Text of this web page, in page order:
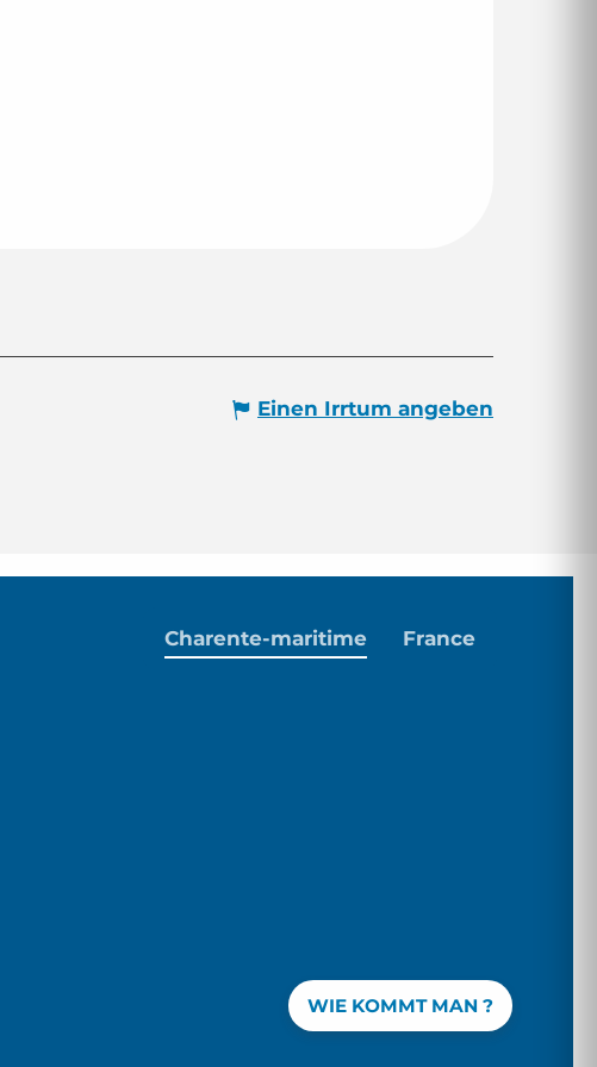
Einen Irrtum angeben
WIE KOMMT MAN ?
Charente-maritime France